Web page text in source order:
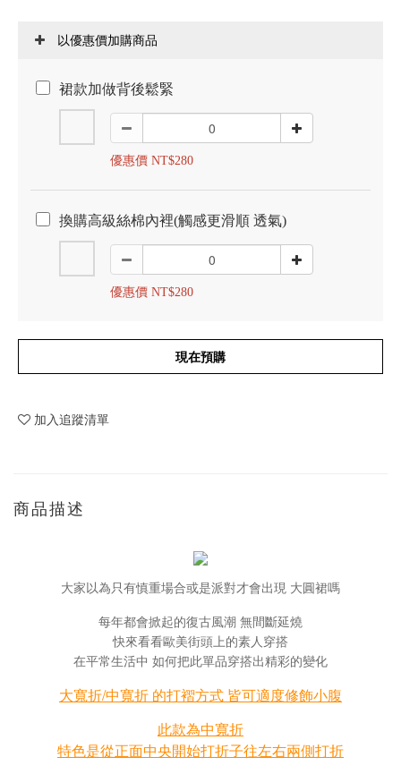
以優惠價加購商品
裙款加做背後鬆緊
優惠價 NT$280
換購高級絲棉內裡(觸感更滑順 透氣)
優惠價 NT$280
現在預購
加入追蹤清單
商品描述
大家以為只有慎重場合或是派對才會出現 大圓裙嗎
每年都會掀起的復古風潮 無間斷延燒
快來看看歐美街頭上的素人穿搭
在平常生活中 如何把此單品穿搭出精彩的變化
大寬折/中寬折 的打褶方式 皆可適度修飾小腹
此款為中寬折
特色是從正面中央開始打折子往左右兩側打折